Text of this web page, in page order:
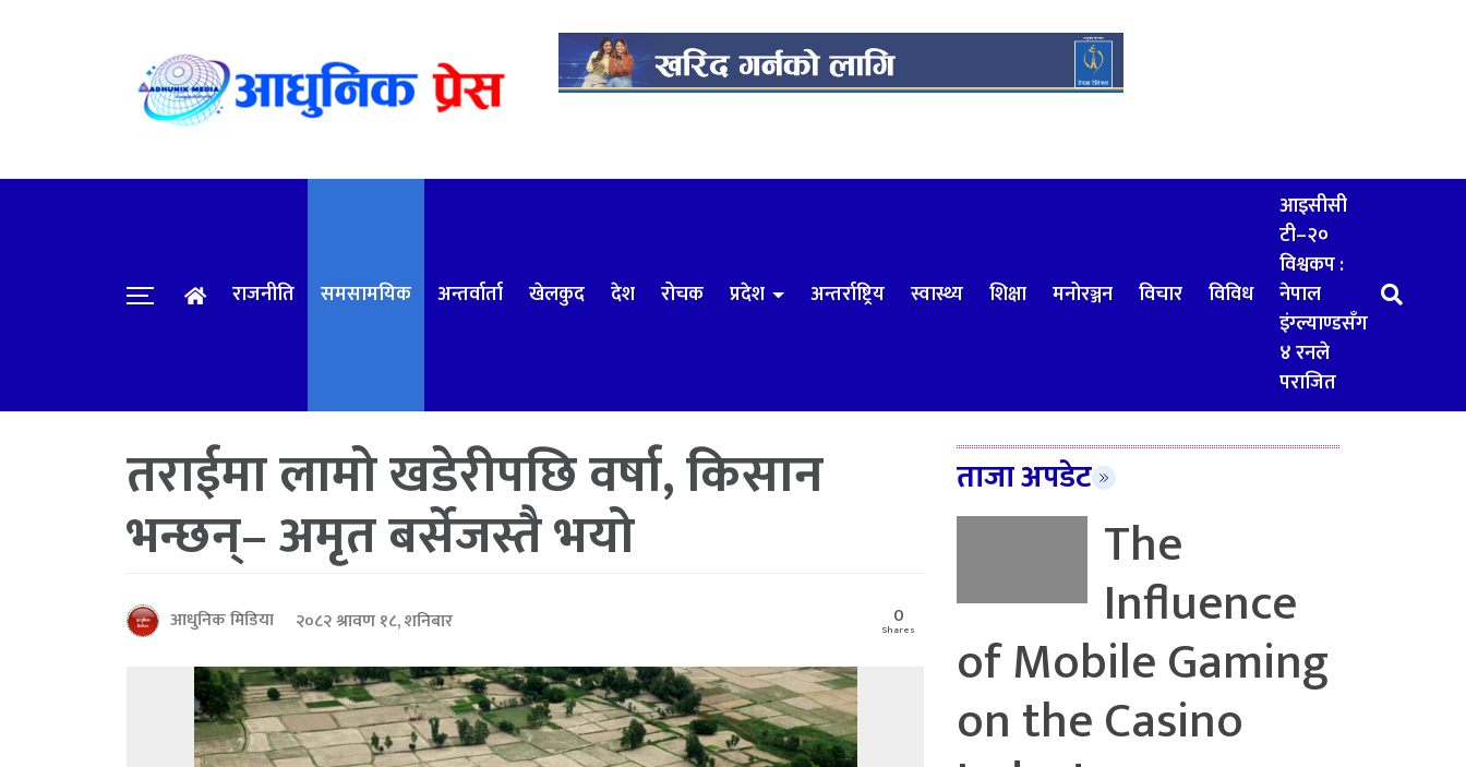
राजनीति समसामयिक अन्तर्वार्ता खेलकुद देश रोचक प्रदेश अन्तर्राष्ट्रिय स्वास्थ्य शिक्षा मनोरञ्जन विचार विविध
आइसीसी
टी–२०
विश्वकप :
नेपाल
इंग्ल्याण्डसँग
४ रनले
पराजित
तराईमा लामो खडेरीपछि वर्षा, किसान
भन्छन्– अमृत बर्सेजस्तै भयो
आधुनिक मिडिया २०८२ श्रावण १८, शनिबार 0
Shares
ताजा अपडेट
The
Influence
of Mobile Gaming
on the Casino